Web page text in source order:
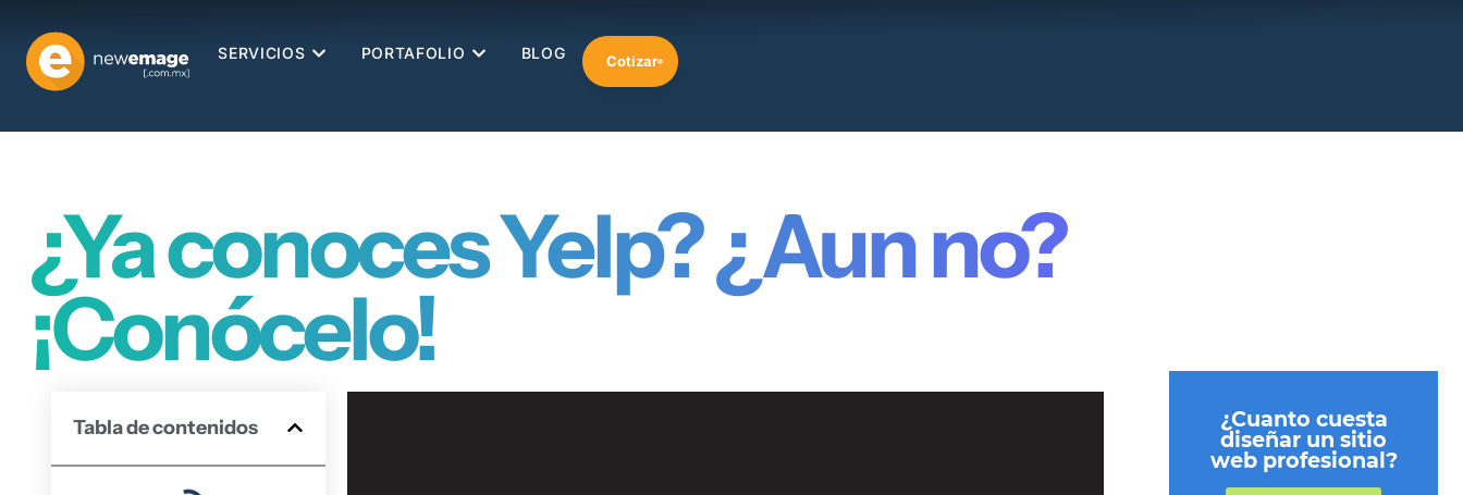
SERVICIOS PORTAFOLIO BLOG Cotizar
¿Ya conoces Yelp? ¿Aun no?
¡Conócelo!
Tabla de contenidos ¿Cuanto cuesta
diseñar un sitio
web profesional?